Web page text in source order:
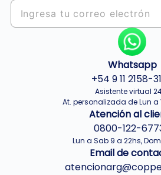
Whatsapp
+54 9 11 2158-
Asistente virtual
At. personalizada de Lun a
Atención al
0800-122-
Lun a Sab 9 a 22hs, Dom
Email de